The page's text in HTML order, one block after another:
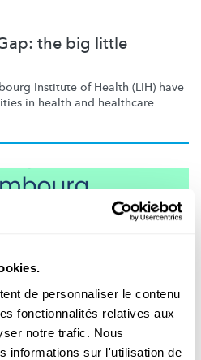
de personnaliser le contenu
fonctionnalités relatives aux
notre trafic. Nous
informations sur l'utilisation de
the big little
Institute of Health (LIH) have
in health and healthcare...